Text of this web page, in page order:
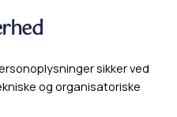
sikker ved
og organisatoriske